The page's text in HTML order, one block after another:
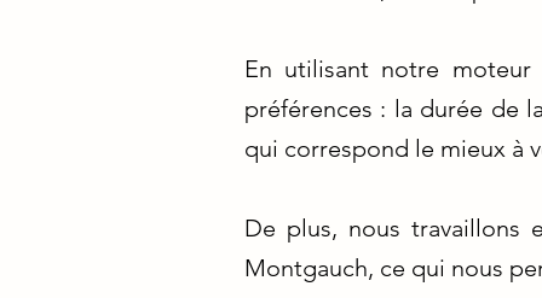
En utilisant notre
préférences : la durée de
qui correspond le mieux à
De plus, nous travaillons
Montgauch, ce qui nous